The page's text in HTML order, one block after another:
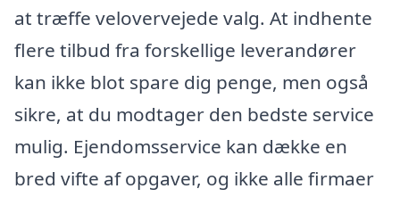
at træffe velovervejede valg. At indhente
flere tilbud fra forskellige leverandører
kan ikke blot spare dig penge, men også
sikre, at du modtager den bedste service
mulig. Ejendomsservice kan dække en
bred vifte af opgaver, og ikke alle firmaer